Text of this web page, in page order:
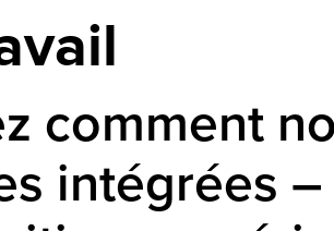
comment
intégrées –